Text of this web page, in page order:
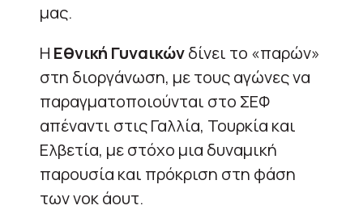
μας.
Η Εθνική Γυναικώνδίνει το «παρών»
στη διοργάνωση, με τους αγώνες να
παραγματοποιούνται στο ΣΕΦ
απέναντι στις Γαλλία, Τουρκία και
Ελβετία, με στόχο μια δυναμική
παρουσία και πρόκριση στη φάση
των νοκ άουτ.